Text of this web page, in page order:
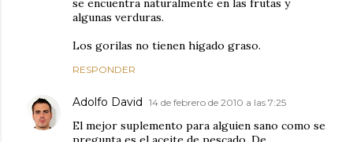
se encuentra naturalmente en las frutas y
algunas verduras.
Los gorilas no tienen hígado graso.
RESPONDER
Adolfo David 14 de febrero de 2010 a las 7:25
El mejor suplemento para alguien sano como se